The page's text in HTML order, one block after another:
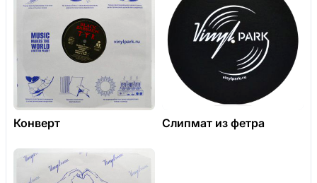
Конверт Слипмат из фетра